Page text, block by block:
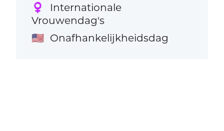
♀️
Internationale
Vrouwendag's
🇺🇸 Onafhankelijkheidsdag